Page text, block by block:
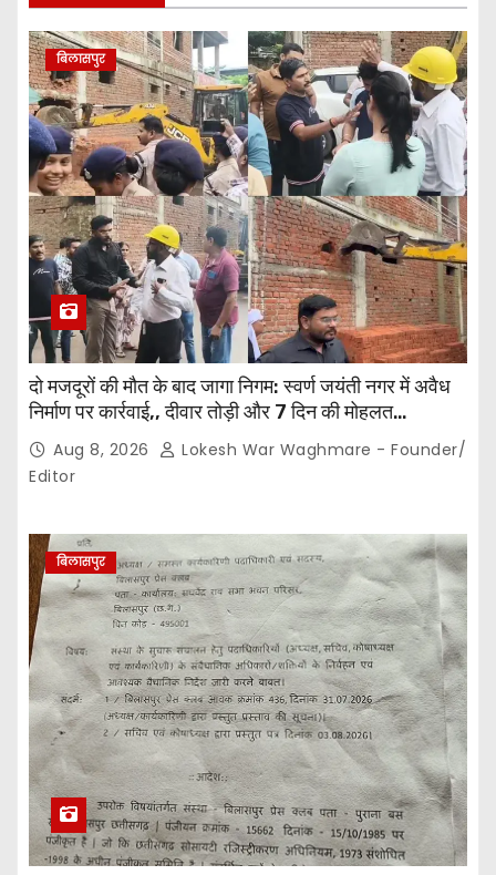
बिलासपुर
दो मजदूरों की मौत के बाद जागा निगम: स्वर्ण जयंती नगर में अवैध
निर्माण पर कार्रवाई,, दीवार तोड़ी और 7 दिन की मोहलत…
Aug 8, 2026
Lokesh War Waghmare - Founder/
Editor
बिलासपुर